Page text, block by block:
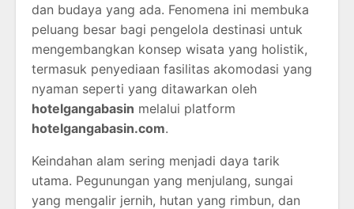
dan budaya yang ada. Fenomena ini membuka
peluang besar bagi pengelola destinasi untuk
mengembangkan konsep wisata yang holistik,
termasuk penyediaan fasilitas akomodasi yang
nyaman seperti yang ditawarkan oleh
hotelgangabasin melalui platform
hotelgangabasin.com.
Keindahan alam sering menjadi daya tarik
utama. Pegunungan yang menjulang, sungai
yang mengalir jernih, hutan yang rimbun, dan